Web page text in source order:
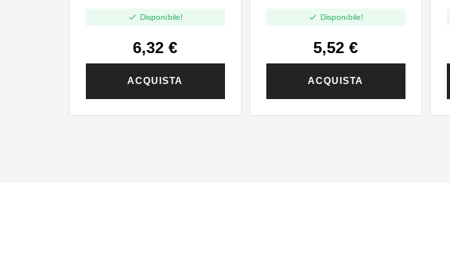
 Disponibile!
6,32 €
ACQUISTA
 Disponibile!
5,52 €
ACQUISTA